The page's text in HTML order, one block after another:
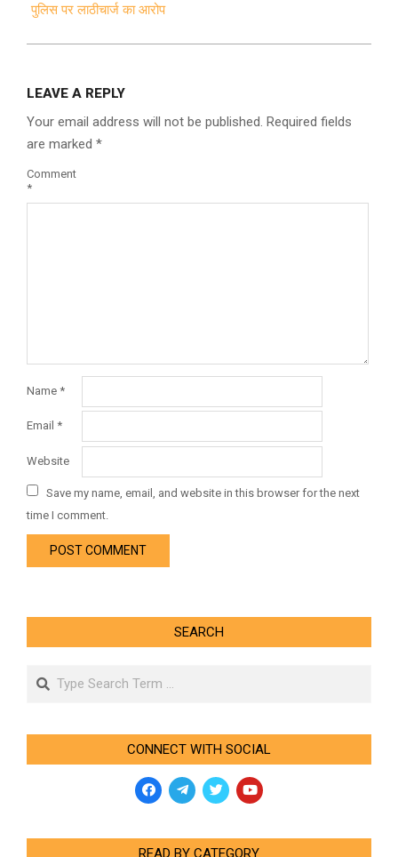
पुलिस पर लाठीचार्ज का आरोप
LEAVE A REPLY
Your email address will not be published. Required fields
are marked *
Comment
*
Name *
Email *
Website
Save my name, email, and website in this browser for the next
time I comment.
SEARCH
Search
CONNECT WITH SOCIAL
READ BY CATEGORY